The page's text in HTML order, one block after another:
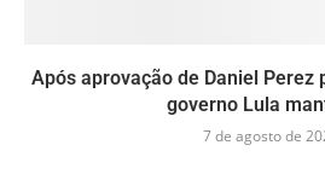
Após aprovação de Daniel Perez
governo Lula
7 de agosto de